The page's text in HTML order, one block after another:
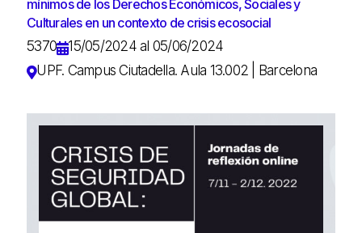
mínimos de los Derechos Económicos, Sociales y
Culturales en un contexto de crisis ecosocial
5370
15/05/2024 al 05/06/2024
UPF. Campus Ciutadella. Aula 13.002 | Barcelona